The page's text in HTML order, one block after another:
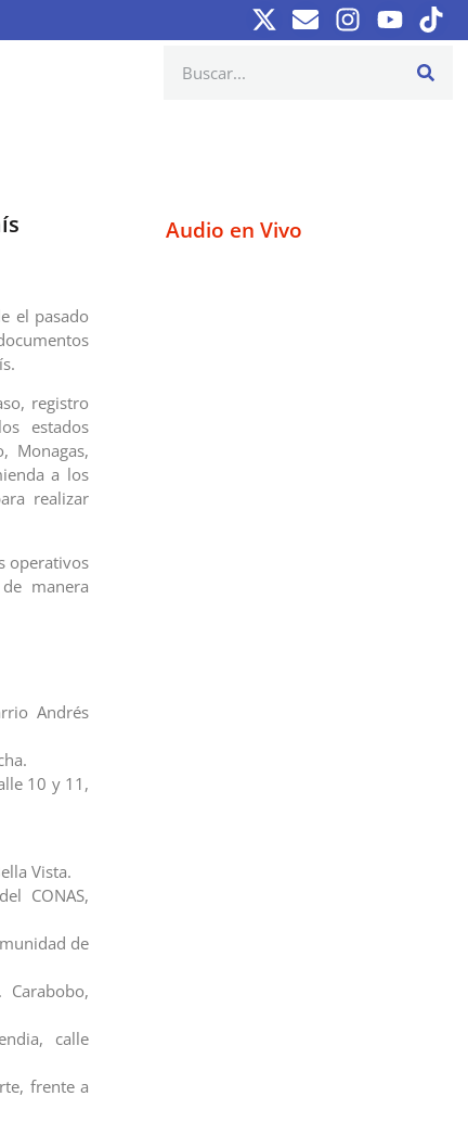
el pasado
registro
estados
Monagas,
a los
realizar
operativos
manera
Andrés
10 y 11,
Vista.
CONAS,
de
calle
frente a
Audio en Vivo